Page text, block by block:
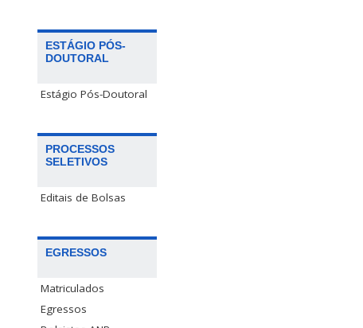
ESTÁGIO PÓS-
DOUTORAL
Estágio Pós-Doutoral
PROCESSOS
SELETIVOS
Editais de Bolsas
EGRESSOS
Matriculados
Egressos